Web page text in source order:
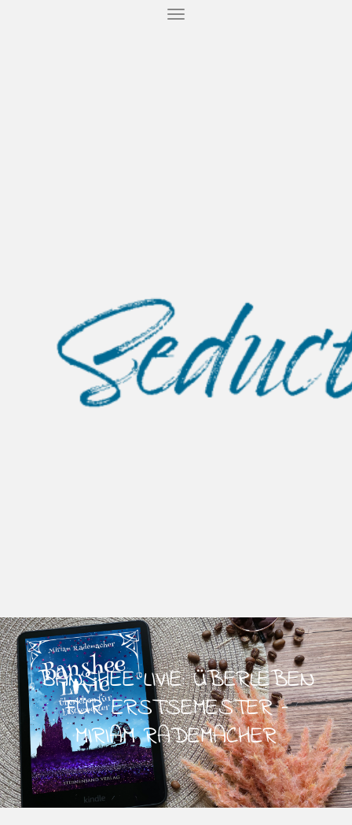
T
BANSHEE LIVIE: ÜBERLEBEN
FÜR ERSTSEMESTER –
MIRIAM RADEMACHER